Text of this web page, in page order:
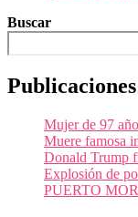
Buscar
Mujer de 97
Muere famosa
Donald Trump
Explosión de
PUERTO